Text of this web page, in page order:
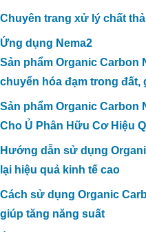
Chuyên trang xử lý chất
Ứng dụng Nema2
Sản phẩm Organic Carbon
chuyển hóa đạm trong
Sản phẩm Organic Carbon
Cho Ủ Phân Hữu Cơ Hiệu
Hướng dẫn sử dụng
lại hiệu quả kinh tế cao
Cách sử dụng Organic
giúp tăng năng suất